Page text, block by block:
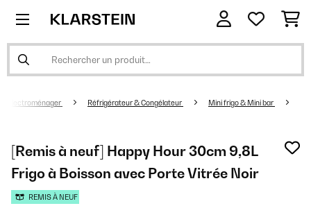
Electroménager Réfrigérateur & Congélateur Mini frigo & Mini bar
[Remis à neuf] Happy Hour 30cm 9,8L
Frigo à Boisson avec Porte Vitrée Noir
REMIS À NEUF